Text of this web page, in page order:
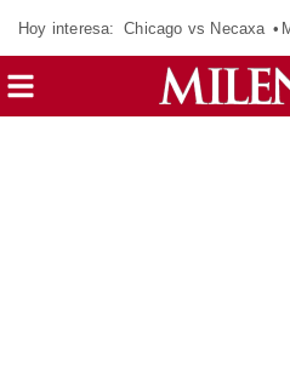
Hoy interesa: Chicago vs Necaxa